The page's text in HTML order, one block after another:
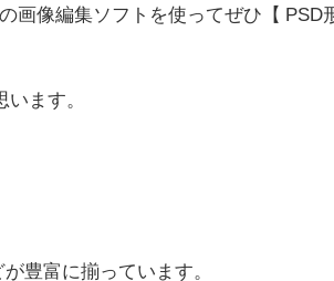
画像編集ソフトを使ってぜひ【 PSD
ます。
豊富に揃っています。